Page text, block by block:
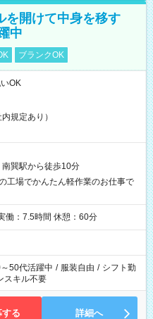
を開けて中身を移す
中
ブランクOK
OK
規定あり）
南巽駅から徒歩10分
工場でかんたん軽作業のお仕事で
働：7.5時間 休憩：60分
50代活躍中 / 服装自由 / シフト勤
スキル不要
する 詳細へ